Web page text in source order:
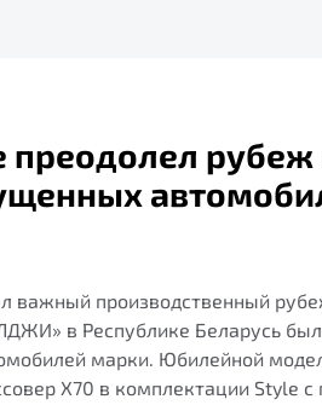
преодолел рубеж
важный производственный
в Республике Беларусь
марки. Юбилейной
X70 в комплектации Style